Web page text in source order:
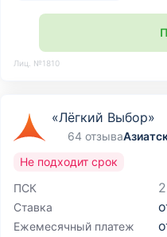
Лиц. №1810
«Лёгкий Выбор»
64 отзыва
ПСК
Ставка
Ежемесячный платеж
Не подходит срок